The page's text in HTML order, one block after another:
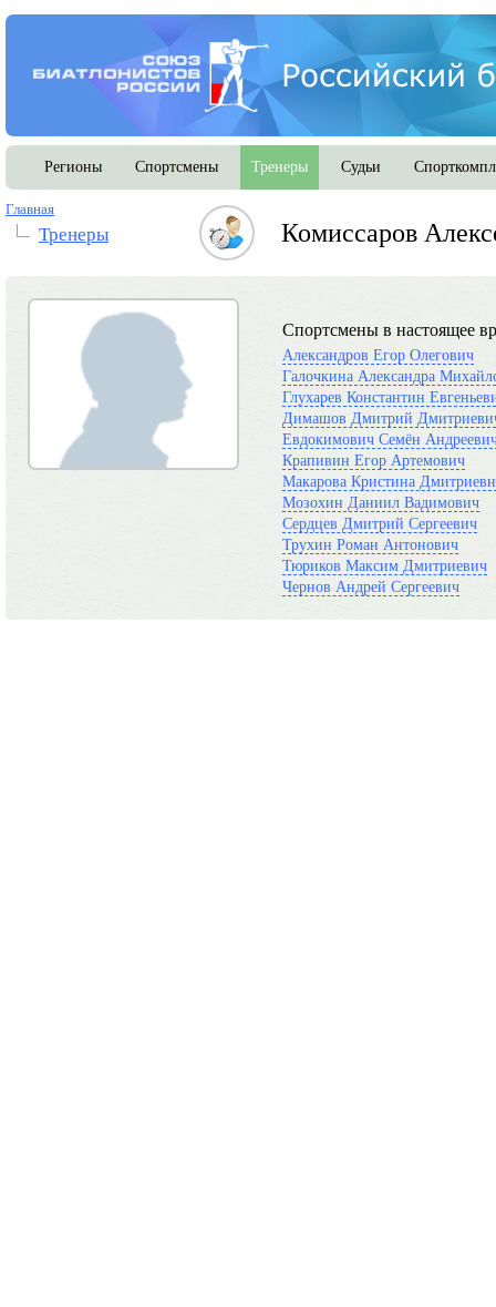
Регионы Спортсмены Тренеры Судьи
Главная
Тренеры Комиссаров
Спортсмены в настоящее
Александров Егор Олегович
Галочкина Александра
Глухарев Константин
Димашов Дмитрий
Евдокимович Семён
Крапивин Егор Артемович
Макарова Кристина
Мозохин Даниил Вадимович
Сердцев Дмитрий Сергеевич
Трухин Роман Антонович
Тюриков Максим Дмитриевич
Чернов Андрей Сергеевич